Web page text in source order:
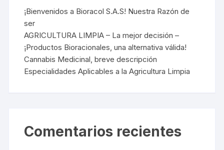
¡Bienvenidos a Bioracol S.A.S! Nuestra Razón de
ser
AGRICULTURA LIMPIA – La mejor decisión –
¡Productos Bioracionales, una alternativa válida!
Cannabis Medicinal, breve descripción
Especialidades Aplicables a la Agricultura Limpia
Comentarios recientes